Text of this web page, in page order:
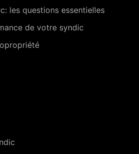
les questions essentielles
de votre syndic